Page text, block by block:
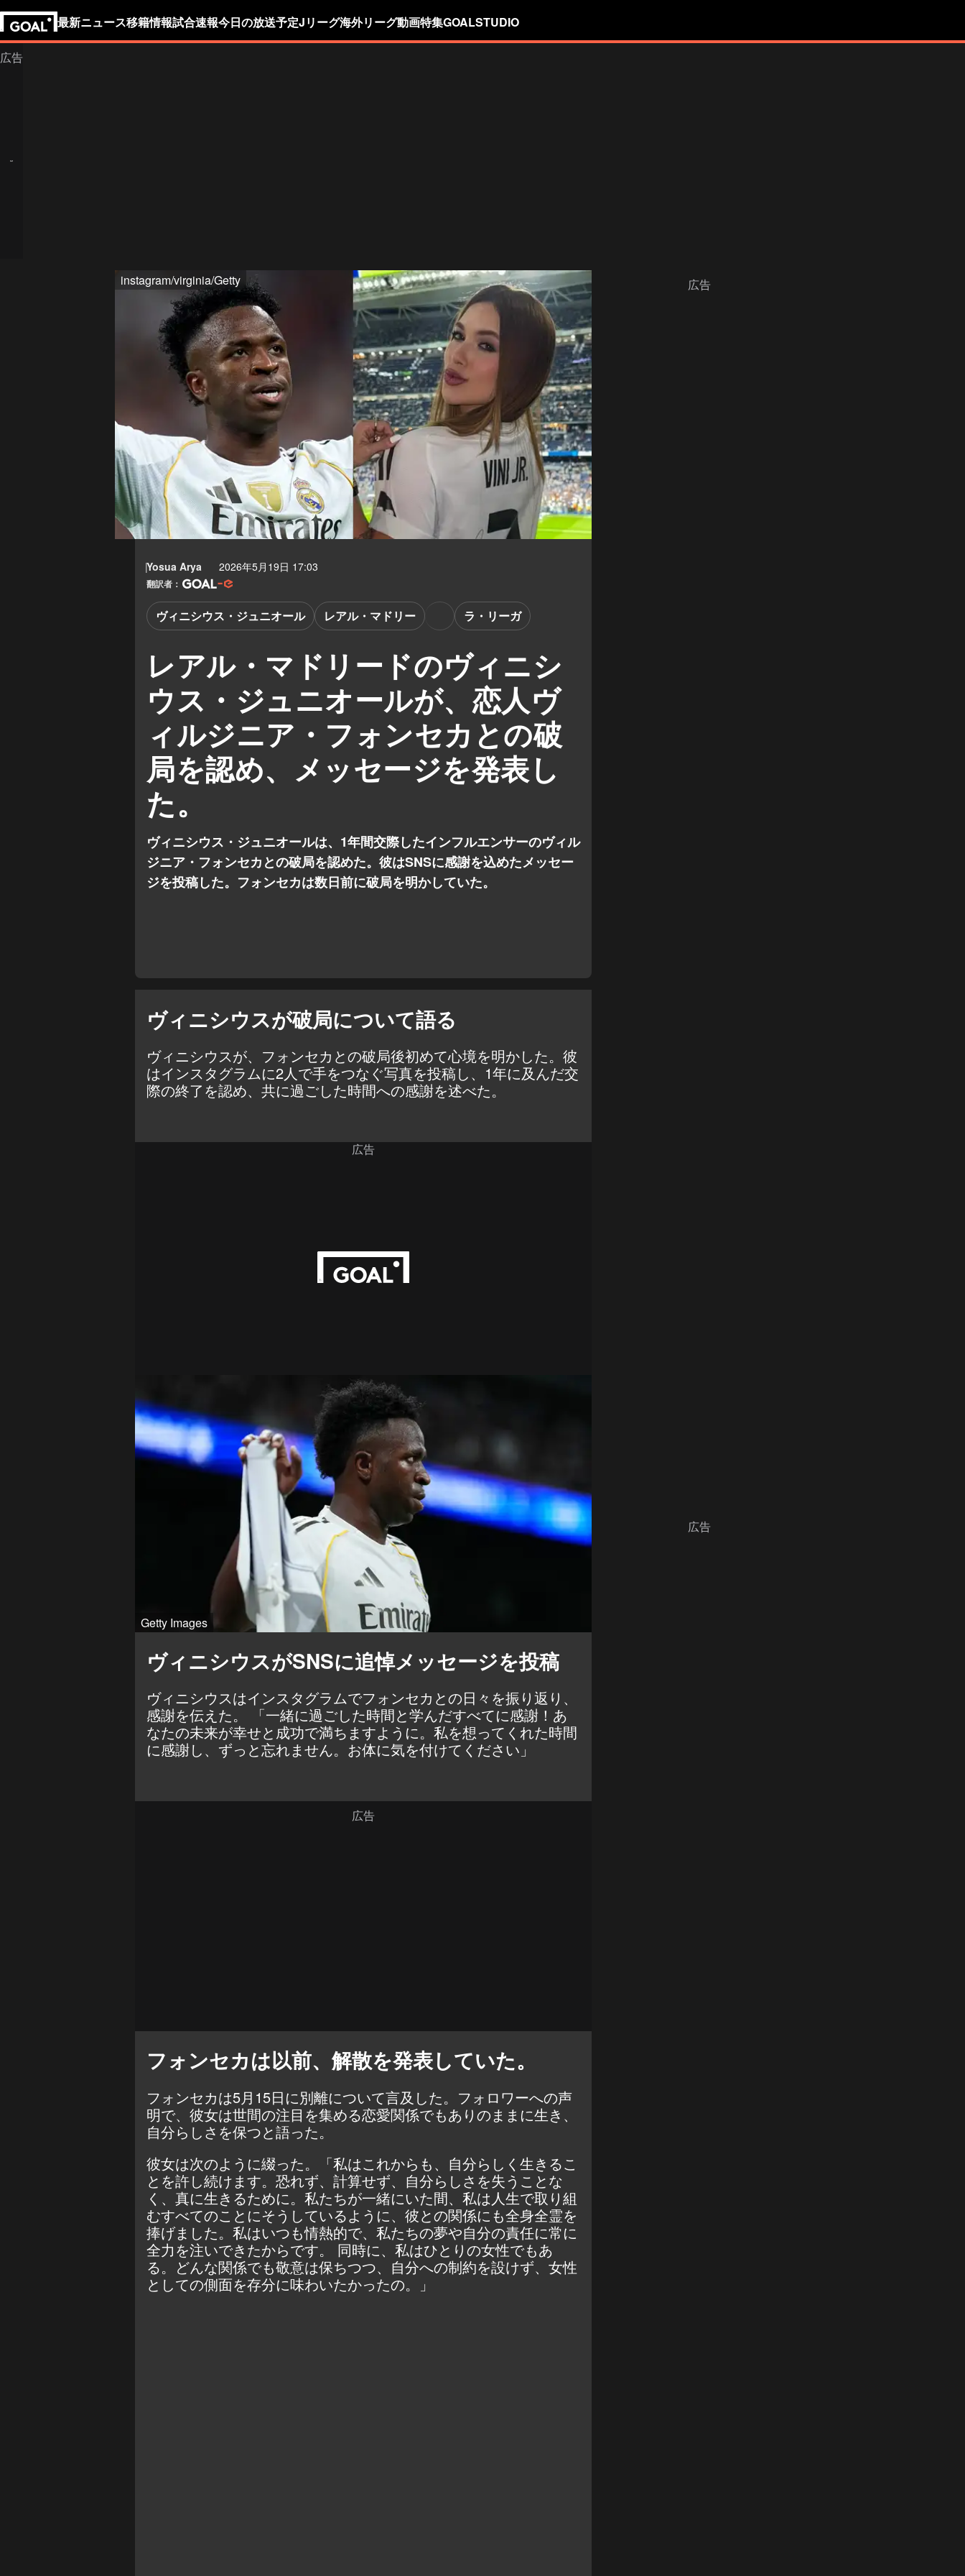
最新ニュース移籍情報試合速報今日の放送予定Jリーグ海外リーグ動画特集GOALSTUDIO
instagram/virginia/Getty
Yosua Arya 2026年5月19日 17:03
翻訳者：
レアル・マドリードのヴィニシ
ウス・ジュニオールが、恋人ヴ
ィルジニア・フォンセカとの破
局を認め、メッセージを発表し
た。
ヴィニシウス・ジュニオール レアル・マドリー ラ・リーガ
ヴィニシウス・ジュニオールは、1年間交際したインフルエンサーのヴィル
ジニア・フォンセカとの破局を認めた。彼はSNSに感謝を込めたメッセー
ジを投稿した。フォンセカは数日前に破局を明かしていた。
ヴィニシウスが破局について語る
ヴィニシウスが、フォンセカとの破局後初めて心境を明かした。彼
はインスタグラムに2人で手をつなぐ写真を投稿し、1年に及んだ交
際の終了を認め、共に過ごした時間への感謝を述べた。
広告
Getty Images
ヴィニシウスがSNSに追悼メッセージを投稿
ヴィニシウスはインスタグラムでフォンセカとの日々を振り返り、
感謝を伝えた。 「一緒に過ごした時間と学んだすべてに感謝！あ
なたの未来が幸せと成功で満ちますように。私を想ってくれた時間
に感謝し、ずっと忘れません。お体に気を付けてください」
フォンセカは以前、解散を発表していた。
フォンセカは5月15日に別離について言及した。フォロワーへの声
明で、彼女は世間の注目を集める恋愛関係でもありのままに生き、
自分らしさを保つと語った。
彼女は次のように綴った。「私はこれからも、自分らしく生きるこ
とを許し続けます。恐れず、計算せず、自分らしさを失うことな
く、真に生きるために。私たちが一緒にいた間、私は人生で取り組
むすべてのことにそうしているように、彼との関係にも全身全霊を
捧げました。私はいつも情熱的で、私たちの夢や自分の責任に常に
全力を注いできたからです。 同時に、私はひとりの女性でもあ
る。どんな関係でも敬意は保ちつつ、自分への制約を設けず、女性
としての側面を存分に味わいたかったの。」